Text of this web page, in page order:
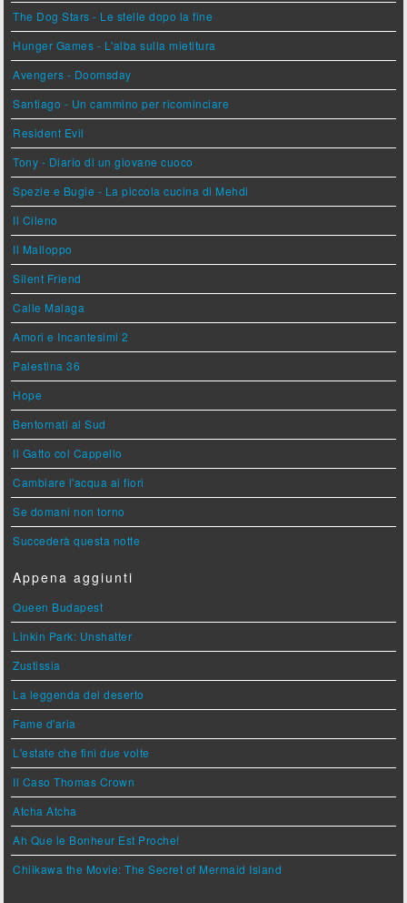
The Dog Stars - Le stelle dopo la fine
Hunger Games - L'alba sulla mietitura
Avengers - Doomsday
Santiago - Un cammino per ricominciare
Resident Evil
Tony - Diario di un giovane cuoco
Spezie e Bugie - La piccola cucina di Mehdi
Il Cileno
Il Malloppo
Silent Friend
Calle Malaga
Amori e Incantesimi 2
Palestina 36
Hope
Bentornati al Sud
Il Gatto col Cappello
Cambiare l'acqua ai fiori
Se domani non torno
Succederà questa notte
Appena aggiunti
Queen Budapest
Linkin Park: Unshatter
Zustissia
La leggenda del deserto
Fame d'aria
L'estate che finì due volte
Il Caso Thomas Crown
Atcha Atcha
Ah Que le Bonheur Est Proche!
Chiikawa the Movie: The Secret of Mermaid Island